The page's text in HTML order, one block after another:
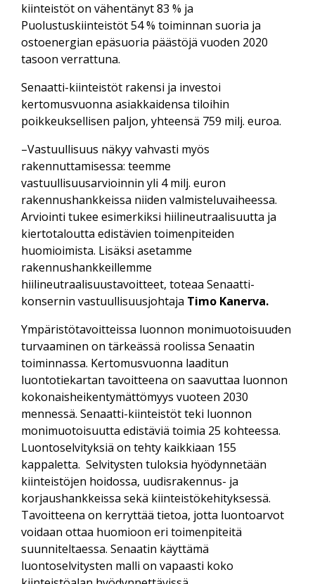
kiinteistöt on vähentänyt 83 % ja
Puolustuskiinteistöt 54 % toiminnan suoria ja
ostoenergian epäsuoria päästöjä vuoden 2020
tasoon verrattuna.
Senaatti-kiinteistöt rakensi ja investoi
kertomusvuonna asiakkaidensa tiloihin
poikkeuksellisen paljon, yhteensä 759 milj. euroa.
–Vastuullisuus näkyy vahvasti myös
rakennuttamisessa: teemme
vastuullisuusarvioinnin yli 4 milj. euron
rakennushankkeissa niiden valmisteluvaiheessa.
Arviointi tukee esimerkiksi hiilineutraalisuutta ja
kiertotaloutta edistävien toimenpiteiden
huomioimista. Lisäksi asetamme
rakennushankkeillemme
hiilineutraalisuustavoitteet, toteaa Senaatti-
konsernin vastuullisuusjohtaja Timo Kanerva.
Ympäristötavoitteissa luonnon monimuotoisuuden
turvaaminen on tärkeässä roolissa Senaatin
toiminnassa. Kertomusvuonna laaditun
luontotiekartan tavoitteena on saavuttaa luonnon
kokonaisheikentymättömyys vuoteen 2030
mennessä. Senaatti-kiinteistöt teki luonnon
monimuotoisuutta edistäviä toimia 25 kohteessa.
Luontoselvityksiä on tehty kaikkiaan 155
kappaletta. Selvitysten tuloksia hyödynnetään
kiinteistöjen hoidossa, uudisrakennus- ja
korjaushankkeissa sekä kiinteistökehityksessä.
Tavoitteena on kerryttää tietoa, jotta luontoarvot
voidaan ottaa huomioon eri toimenpiteitä
suunniteltaessa. Senaatin käyttämä
luontoselvitysten malli on vapaasti koko